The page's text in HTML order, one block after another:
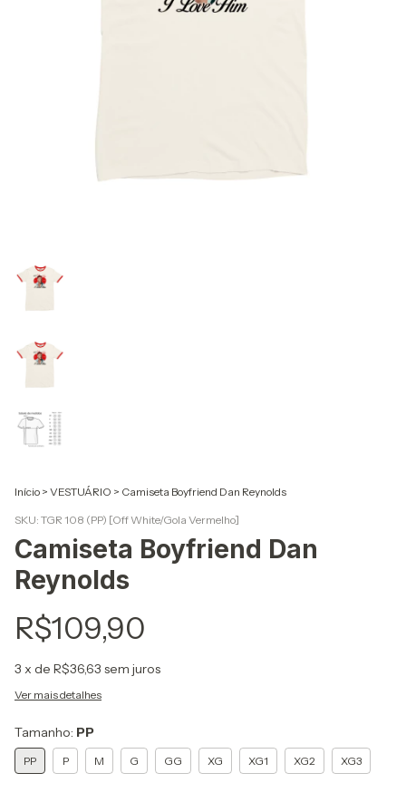
Início > VESTUÁRIO > Camiseta Boyfriend Dan Reynolds
SKU: TGR 108 (PP) [Off White/Gola Vermelho]
Camiseta Boyfriend Dan
Reynolds
R$109,90
3 x de R$36,63 sem juros
Ver mais detalhes
Tamanho: PP
PP P M G GG XG XG1 XG2 XG3